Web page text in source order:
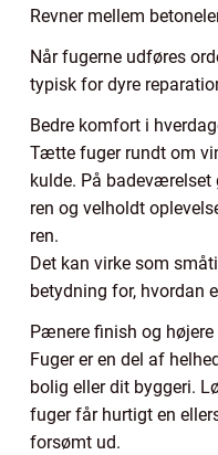
Revner mellem
Når fugerne udføres
typisk for dyre
Bedre komfort i
Tætte fuger rundt om
kulde. På
ren og velholdt
ren.
Det kan virke som
betydning for, hvordan
Pænere finish og
Fuger er en del af
bolig eller dit byggeri.
fuger får hurtigt en
forsømt ud.